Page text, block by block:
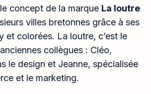
concept de la marque La loutre
villes bretonnes grâce à ses
et colorées. La loutre, c’est le
collègues : Cléo,
le design et Jeanne, spécialisée
et le marketing.